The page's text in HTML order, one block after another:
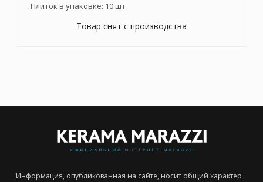
Плиток в упаковке: 10шт
Товар снят с производства
Информация, опубликованная на сайте, носит общий характер